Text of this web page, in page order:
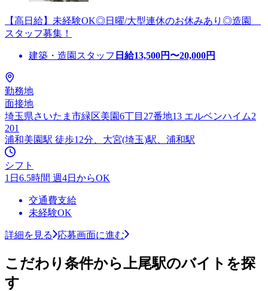
【高日給】未経験OK◎日曜/大型連休のお休みあり◎造園
スタッフ募集！
建築・造園スタッフ 日給13,500円〜20,000円
勤務地
面接地
埼玉県さいたま市緑区美園6丁目27番地13 エルベンハイム2
201
浦和美園駅 徒歩12分、大宮(埼玉)駅、浦和駅
シフト
1日6.5時間 週4日からOK
交通費支給
未経験OK
詳細を見る 応募画面に進む
こだわり条件から上尾駅のバイトを探
す